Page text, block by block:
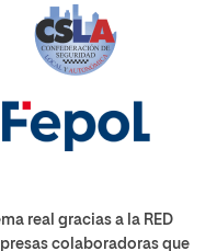
real gracias a la RED
colaboradoras que